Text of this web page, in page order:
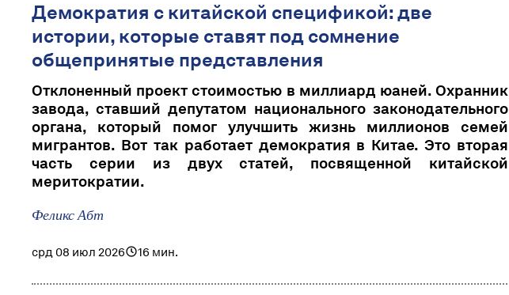
Демократия с китайской спецификой: две
истории, которые ставят под сомнение
общепринятые представления
Отклоненный проект стоимостью в миллиард юаней. Охранник
завода, ставший депутатом национального законодательного
органа, который помог улучшить жизнь миллионов семей
мигрантов. Вот так работает демократия в Китае. Это вторая
часть серии из двух статей, посвященной китайской
меритократии.
Феликс Абт
срд 08 июл 2026 16 мин.